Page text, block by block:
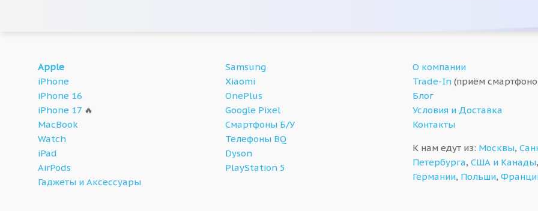
Apple
iPhone
iPhone 16
iPhone 17 🔥
MacBook
Watch
iPad
AirPods
Гаджеты и Аксессуары
Samsung
Xiaomi
OnePlus
Google Pixel
Смартфоны Б/У
Телефоны BQ
Dyson
PlayStation 5
О компании
Trade-In (приём
Блог
Условия и Доставка
Контакты
К нам едут из: Москвы,
Петербурга, США и Канады,
Германии, Польши,